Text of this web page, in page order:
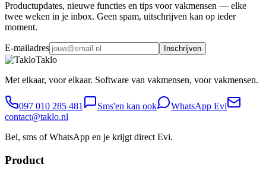
Productupdates, nieuwe functies en tips voor vakmensen — elke
twee weken in je inbox. Geen spam, uitschrijven kan op ieder
moment.
E-mailadres Inschrijven
Taklo
Met elkaar, voor elkaar. Software van vakmensen, voor vakmensen.
097 010 285 481 Sms'en kan ook
WhatsApp Evi
contact@taklo.nl
Bel, sms of WhatsApp en je krijgt direct Evi.
Product